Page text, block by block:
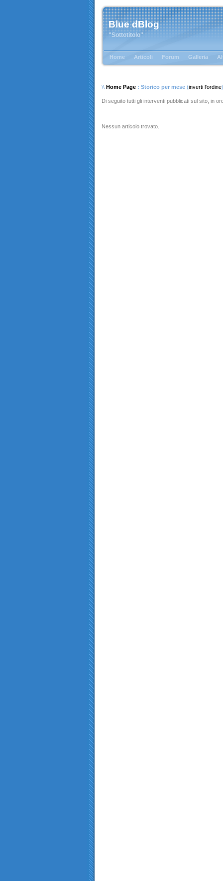
Blue dBlog
"Sottotitolo"
Home Articoli Forum Galleria
\\ Home Page : Storico per mese (inverti l'ordine)
Di seguito tutti gli interventi pubblicati sul sito, in
Nessun articolo trovato.